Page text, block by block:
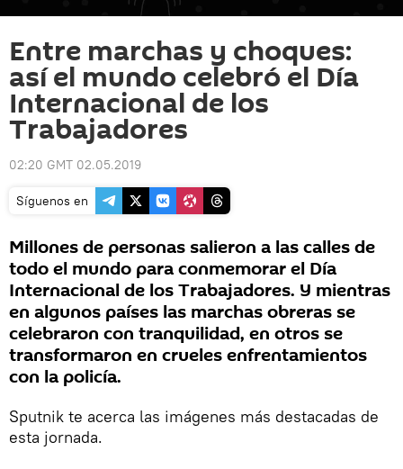
Entre marchas y choques:
así el mundo celebró el Día
Internacional de los
Trabajadores
02:20 GMT 02.05.2019
Síguenos en
Millones de personas salieron a las calles de
todo el mundo para conmemorar el Día
Internacional de los Trabajadores. Y mientras
en algunos países las marchas obreras se
celebraron con tranquilidad, en otros se
transformaron en crueles enfrentamientos
con la policía.
Sputnik te acerca las imágenes más destacadas de
esta jornada.